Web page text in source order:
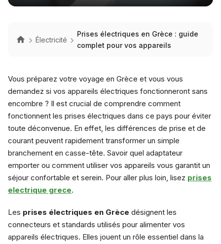
Électricité
Prises électriques en Grèce : guide
complet pour vos appareils
Vous préparez votre voyage en Grèce et vous vous
demandez si vos appareils électriques fonctionneront sans
encombre ? Il est crucial de comprendre comment
fonctionnent les prises électriques dans ce pays pour éviter
toute déconvenue. En effet, les différences de prise et de
courant peuvent rapidement transformer un simple
branchement en casse-tête. Savoir quel adaptateur
emporter ou comment utiliser vos appareils vous garantit un
séjour confortable et serein. Pour aller plus loin, lisez prises
electrique grece.
Les prises électriques en Grèce désignent les
connecteurs et standards utilisés pour alimenter vos
appareils électriques. Elles jouent un rôle essentiel dans la